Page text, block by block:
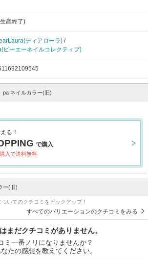
産終了)
ディアローラ) /
ピーエーネイルコレクティブ)
pa ネイルカラー(旧)
る！
で購入
入で送料無料
ー(旧)
いてのクチコミをピックアップ！
すべてのバリエーションのクチコミをみる
まだクチコミがありません。
ミ一番ノリになりませんか？
たの感想を教えてください。